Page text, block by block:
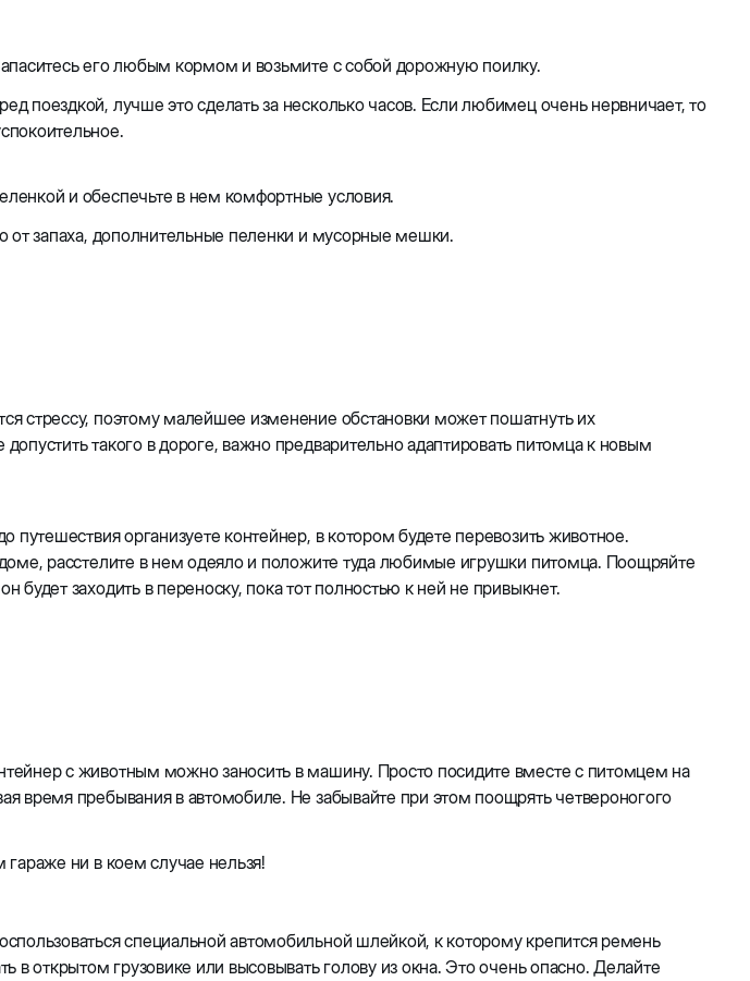
его любым кормом и возьмите с собой дорожную поилку.
поездкой, лучше это сделать за несколько часов. Если любимец очень нервничает, то
и обеспечьте в нем комфортные условия.
от запаха, дополнительные пеленки и мусорные мешки.
стрессу, поэтому малейшее изменение обстановки может пошатнуть их
такого в дороге, важно предварительно адаптировать питомца к новым
путешествия организуете контейнер, в котором будете перевозить животное.
расстелите в нем одеяло и положите туда любимые игрушки питомца. Поощряйте
будет заходить в переноску, пока тот полностью к ней не привыкнет.
с животным можно заносить в машину. Просто посидите вместе с питомцем на
время пребывания в автомобиле. Не забывайте при этом поощрять четвероногого
ни в коем случае нельзя!
специальной автомобильной шлейкой, к которому крепится ремень
в открытом грузовике или высовывать голову из окна. Это очень опасно. Делайте